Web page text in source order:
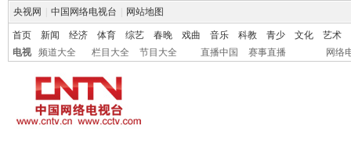
央视网 中国网络电视台 网站地图
首页 新闻 经济 体育 综艺 春晚 戏曲 音乐 科教 青少 文化
艺术
电视
频道大全 栏目大全 节目大全 直播中国 赛事直播 网络